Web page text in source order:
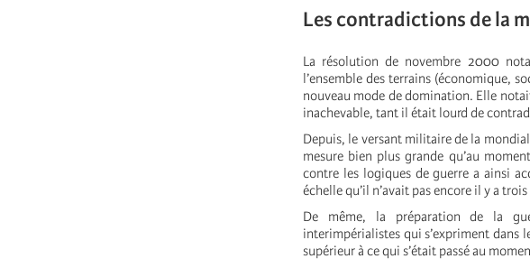
Les contradictions de la
La résolution de novembre 2000
l’ensemble des terrains (économique,
nouveau mode de domination. Elle
inachevable, tant il était lourd de
Depuis, le versant militaire de la
mesure bien plus grande qu’au
contre les logiques de guerre a ainsi
échelle qu’il n’avait pas encore il y a
De même, la préparation de la
interimpérialistes qui s’expriment dans
supérieur à ce qui s’était passé au